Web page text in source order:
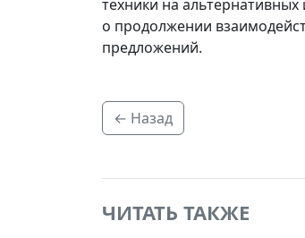
техники на альтернативных
о продолжении
предложений.
← Назад
ЧИТАТЬ ТАКЖЕ